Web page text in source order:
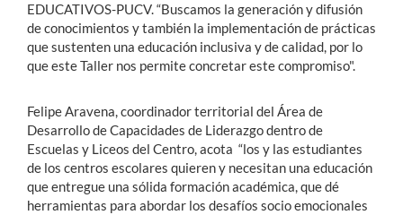
EDUCATIVOS-PUCV. “Buscamos la generación y difusión
de conocimientos y también la implementación de prácticas
que sustenten una educación inclusiva y de calidad, por lo
que este Taller nos permite concretar este compromiso".
Felipe Aravena, coordinador territorial del Área de
Desarrollo de Capacidades de Liderazgo dentro de
Escuelas y Liceos del Centro, acota “los y las estudiantes
de los centros escolares quieren y necesitan una educación
que entregue una sólida formación académica, que dé
herramientas para abordar los desafíos socio emocionales